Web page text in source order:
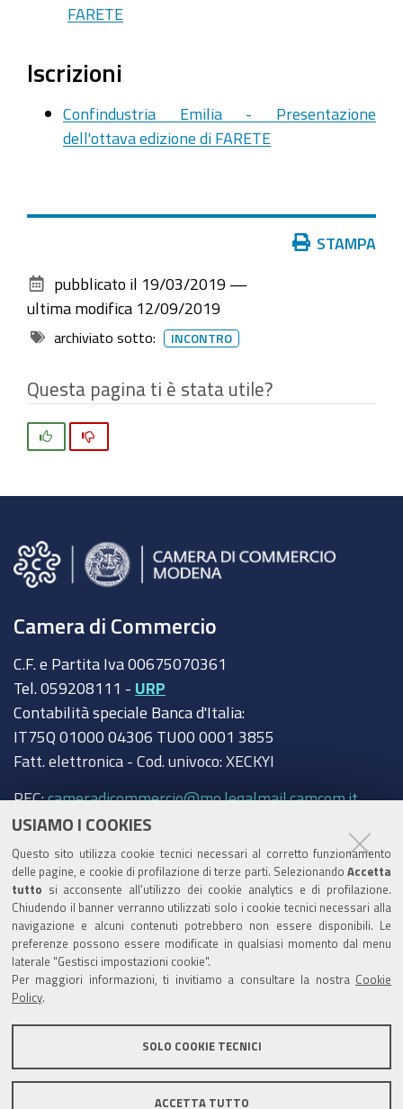
USIAMO I COOKIES
Questo sito utilizza cookie tecnici necessari al corretto funzionamento
delle pagine, e cookie di profilazione di terze parti. Selezionando Accetta
tutto si acconsente all’utilizzo dei cookie analytics e di profilazione.
Chiudendo il banner verranno utilizzati solo i cookie tecnici necessari alla
navigazione e alcuni contenuti potrebbero non essere disponibili. Le
preferenze possono essere modificate in qualsiasi momento dal menu
laterale "Gestisci impostazioni cookie".
Per maggiori informazioni, ti invitiamo a consultare la nostra Cookie
Policy
SOLO COOKIE TECNICI
ACCETTA TUTTO
per
alle
imprese
dell'evento
organizzato
da
Confindustria
Area
Centro
FARETE
Iscrizioni
Confindustria Emilia - Presentazione
dell'ottava edizione di FARETE
documento
STAMPA
pubblicato il 19/03/2019 —
ultima modifica 12/09/2019
archiviato sotto: INCONTRO
Questa pagina ti è stata utile?
Camera di Commercio
C.F. e Partita Iva 00675070361
Tel. 059208111 - URP
Contabilità speciale Banca d'Italia:
IT75Q 01000 04306 TU00 0001 3855
Fatt. elettronica - Cod. univoco: XECKYI
PEC:cameradicommercio@mo.legalmail.camcom.it
Trasparenza
Amministrazione trasparente
Albo Camerale
Pubblicità Legale
Area riservata Amministratori